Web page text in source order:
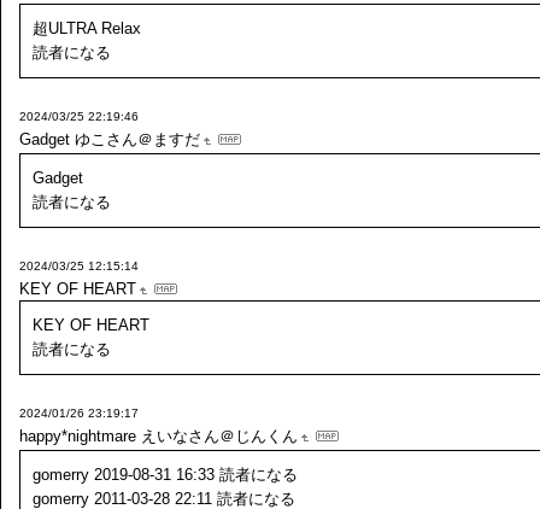
超ULTRA Relax
読者になる
2024/03/25 22:19:46
Gadget ゆこさん＠ますだ
Gadget
読者になる
2024/03/25 12:15:14
KEY OF HEART
KEY OF HEART
読者になる
2024/01/26 23:19:17
happy*nightmare えいなさん＠じんくん
gomerry 2019-08-31 16:33 読者になる
gomerry 2011-03-28 22:11 読者になる